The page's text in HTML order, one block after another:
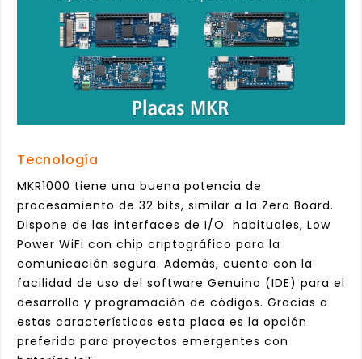
Tecnología
MKR1000 tiene una buena potencia de
procesamiento de 32 bits, similar a la Zero Board.
Dispone de las interfaces de I/O habituales, Low
Power WiFi con chip criptográfico para la
comunicación segura. Además, cuenta con la
facilidad de uso del software Genuino (IDE) para el
desarrollo y programación de códigos. Gracias a
estas características esta placa es la opción
preferida para proyectos emergentes con